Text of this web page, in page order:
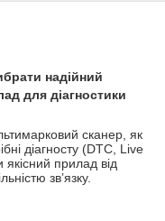
надійний
для діагностики
сканер, як
діагносту (DTC, Live
якісний прилад від
зв’язку.